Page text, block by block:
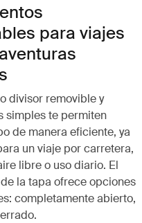
para viajes
divisor removible y
simples te permiten
de manera eficiente, ya
un viaje por carretera,
libre o uso diario. El
la tapa ofrece opciones
completamente abierto,